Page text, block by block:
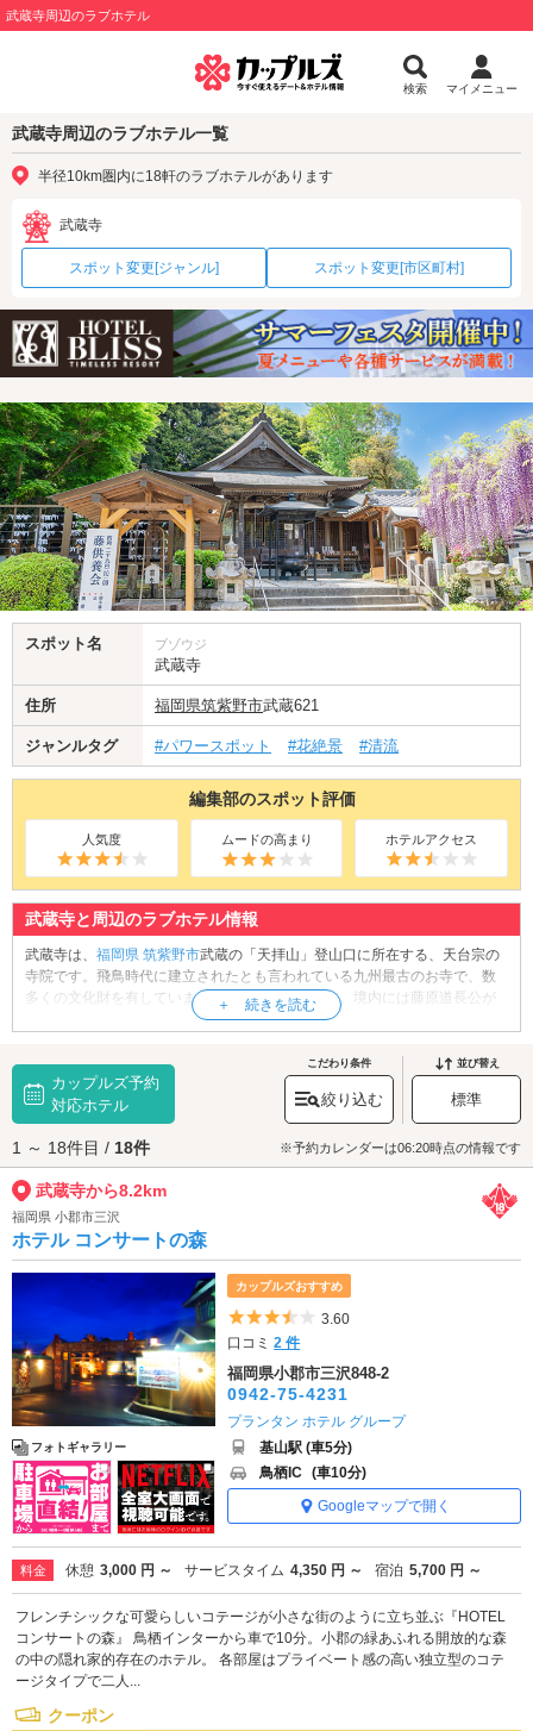
武蔵寺周辺のラブホテル
検索 マイメニュー
武蔵寺周辺のラブホテル一覧
半径10km圏内に18軒のラブホテルがあります
武蔵寺
スポット変更[ジャンル] スポット変更[市区町村]
スポット名 ブゾウジ
武蔵寺
住所 福岡県筑紫野市武蔵621
ジャンルタグ #パワースポット #花絶景 #清流
編集部のスポット評価
人気度 ムードの高まり ホテルアクセス
武蔵寺と周辺のラブホテル情報
武蔵寺は、 福岡県 筑紫野市武蔵の「天拝山」登山口に所在する、天台宗の
寺院です。飛鳥時代に建立されたとも言われている九州最古のお寺で、数
多くの文化財を有しています。ご本尊は薬師如来。境内には藤原道長公が
身を清めたと伝えられている「柴藤の滝」や、身を清める際に衣をかけた
「藤寺」とも称される藤の名所です。4月中旬から5月上旬には藤の花が見
頃を迎え、一帯を甘い香りで包みます。中でも樹齢1300年と言われている
「長者の藤」は必見。歴史ある寺院を参拝してみませんか？
武蔵寺へは、筑紫野・那珂川エリアのラブホテルからもアクセスが便利で
す。
カップルズ予約
対応ホテル
こだわり条件
絞り込む
並び替え
標準
1 ～ 18件目 / 18件 ※予約カレンダーは06:20時点の情報です
武蔵寺から8.2km
福岡県 小郡市三沢
ホテル コンサートの森
フォトギャラリー
カップルズおすすめ
5つ星のうち3.5
3.60
口コミ2 件
福岡県小郡市三沢848-2
0942-75-4231
プランタン ホテル グループ
基山駅 (車5分)
鳥栖IC (車10分)
Googleマップで開く
料金 休憩 3,000 円 ～ サービスタイム 4,350 円 ～ 宿泊 5,700 円 ～
フレンチシックな可愛らしいコテージが小さな街のように立ち並ぶ『HOTEL
コンサートの森』 鳥栖インターから車で10分。小郡の緑あふれる開放的な森
の中の隠れ家的存在のホテル。 各部屋はプライベート感の高い独立型のコテ
ージタイプで二人...
クーポン